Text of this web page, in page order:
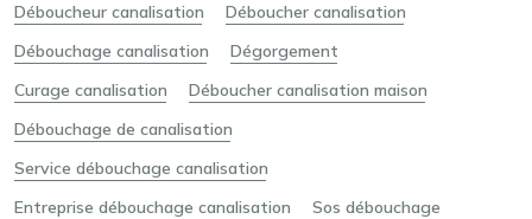
Déboucheur canalisation
Déboucher canalisation
Débouchage canalisation
Dégorgement
Curage canalisation
Déboucher canalisation maison
Débouchage de canalisation
Service débouchage canalisation
Entreprise débouchage canalisation
Sos débouchage